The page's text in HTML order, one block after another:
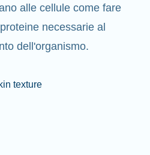
alle cellule come fare
necessarie al
dell'organismo.